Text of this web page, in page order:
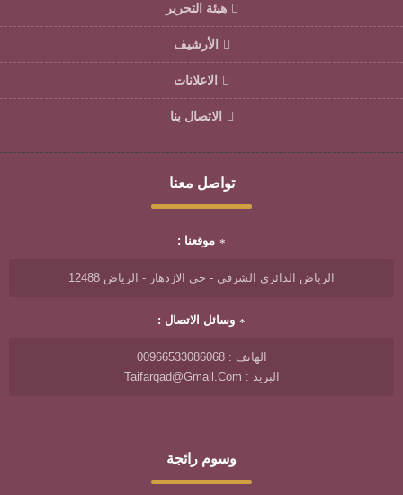
هيئة التحرير
الأرشيف
الاعلانات
الاتصال بنا
تواصل معنا
موقعنا :
الرياض الدائري الشرقي - حي الازدهار - الرياض 12488
وسائل الاتصال :
الهاتف : 00966533086068
البريد : Taifarqad@gmail.com
وسوم رائجة